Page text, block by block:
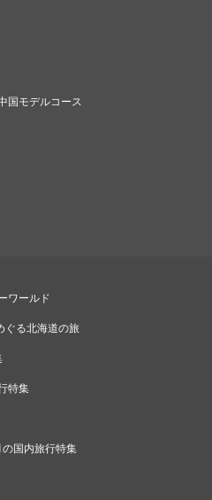
国モデルコース
ワールド
ぐる北海道の旅
特集
の国内旅行特集